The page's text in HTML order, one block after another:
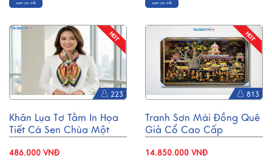
Xem chi tiết Xem chi tiết
223
Khăn Lụa Tơ Tằm In Họa
Tiết Cá Sen Chùa Một
KLPM01-1
486.000 VNĐ
813
Tranh Sơn Mài Đồng Quê
Giả Cổ Cao Cấp
14.850.000 VNĐ